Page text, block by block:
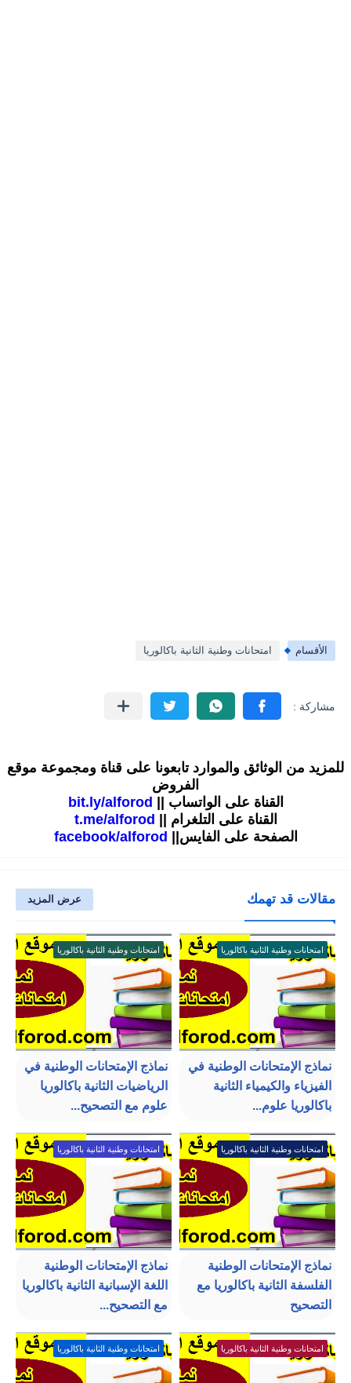
الأقسام امتحانات وطنية الثانية باكالوريا
للمزيد من الوثائق والموارد تابعونا على قناة ومجموعة موقع
الفروض
القناة على الواتساب ||
bit.ly/alforod
القناة على التلغرام ||
t.me/alforod
الصفحة على الفايس||
facebook/alforod
مقالات قد تهمك عرض المزيد
امتحانات وطنية الثانية باكالوريا
نماذج الإمتحانات الوطنية في
الفيزياء والكيمياء الثانية
باكالوريا علوم...
امتحانات وطنية الثانية باكالوريا
نماذج الإمتحانات الوطنية في
الرياضيات الثانية باكالوريا
علوم مع التصحيح...
امتحانات وطنية الثانية باكالوريا
نماذج الإمتحانات الوطنية
الفلسفة الثانية باكالوريا مع
التصحيح
امتحانات وطنية الثانية باكالوريا
نماذج الإمتحانات الوطنية
اللغة الإسبانية الثانية باكالوريا
مع التصحيح...
امتحانات وطنية الثانية باكالوريا امتحانات وطنية الثانية باكالوريا